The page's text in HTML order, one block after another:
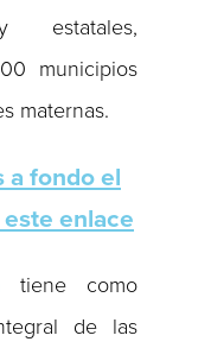
estatales,
municipios
maternas.
a fondo el
enlace
tiene como
de las